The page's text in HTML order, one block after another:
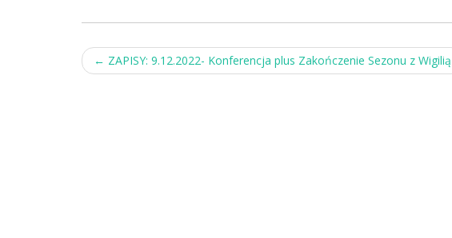
Post
← ZAPISY: 9.12.2022- Konferencja plus Zakończenie Sezonu z Wigilią